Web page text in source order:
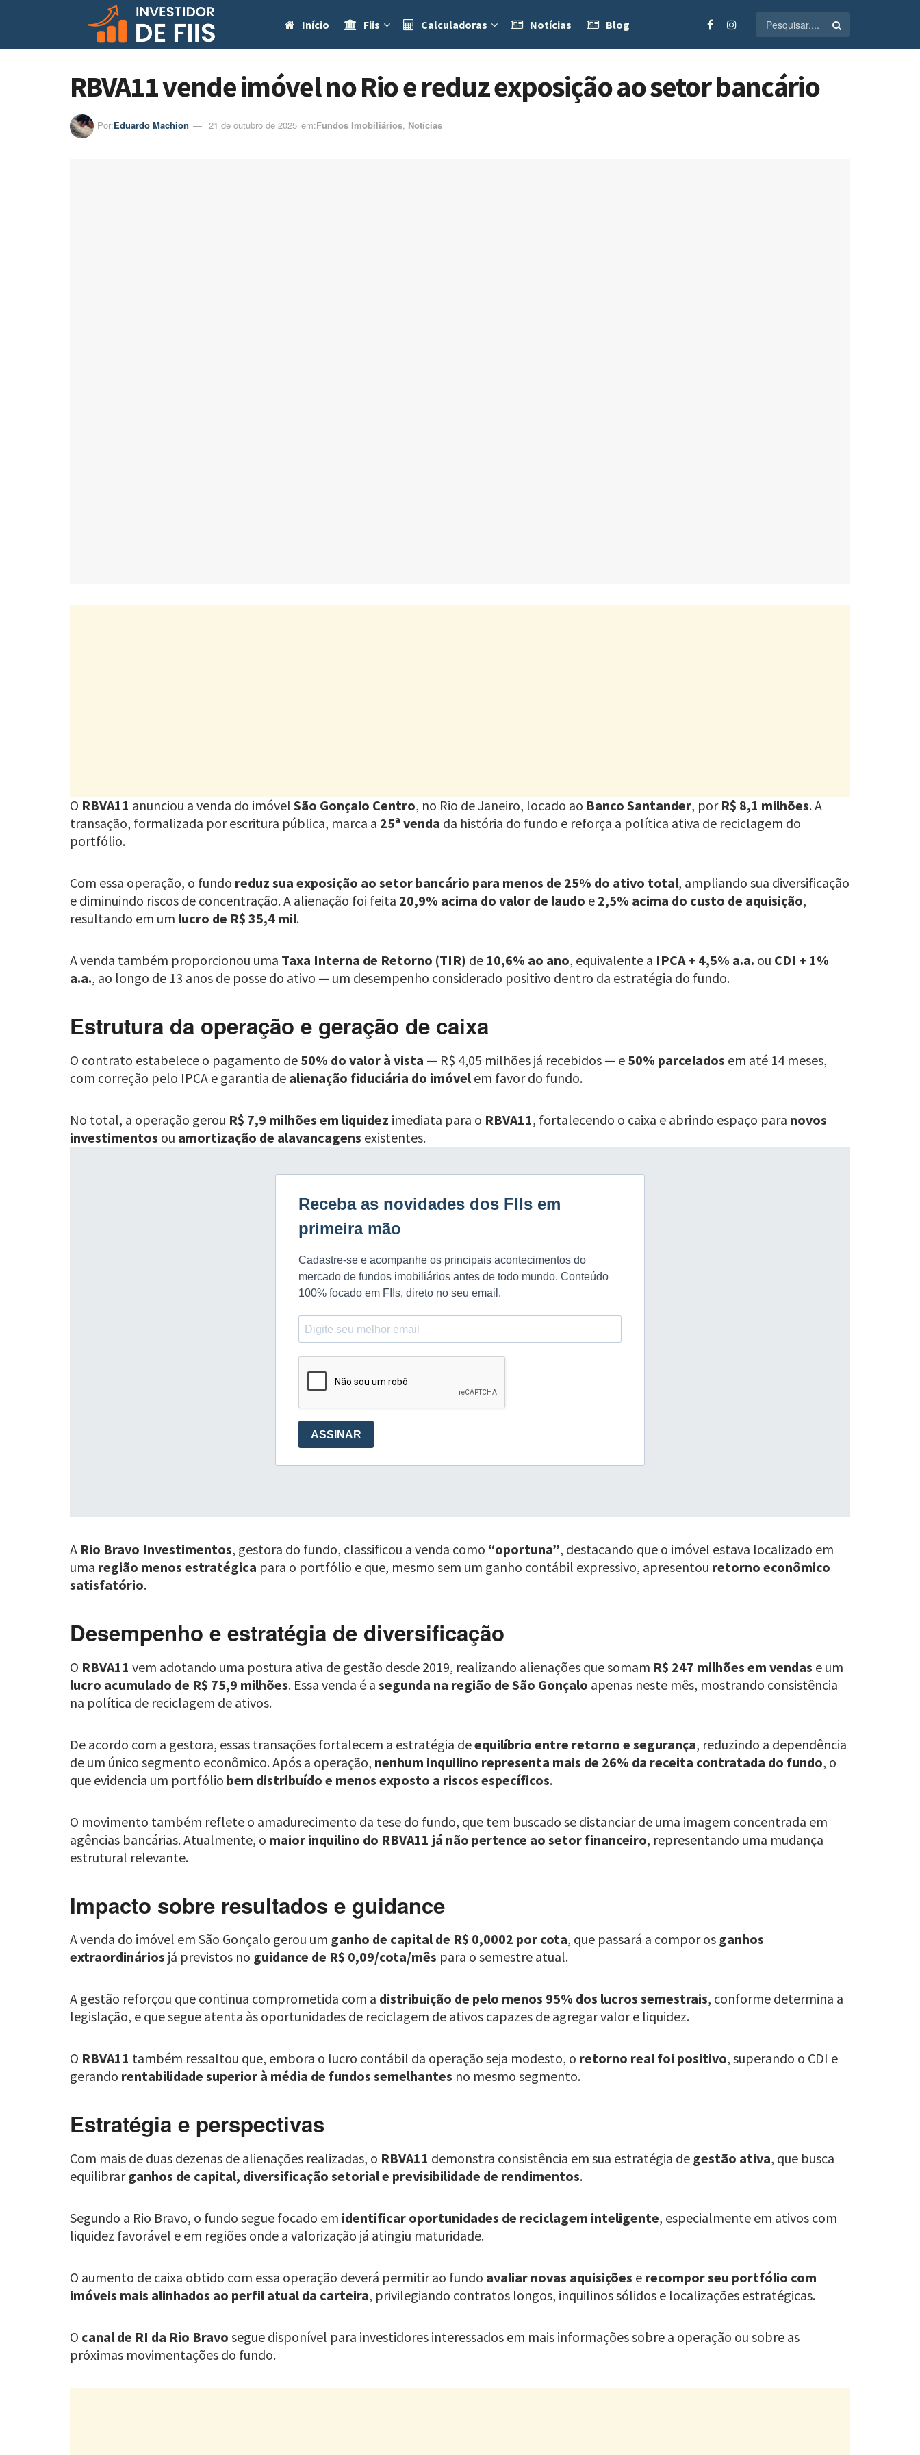
Início Fiis Calculadoras Notícias Blog
RBVA11 vende imóvel no Rio e reduz exposição ao setor bancário
Por:Eduardo Machion 21 de outubro de 2025 em:ㅤFundos Imobiliários, Notícias
O RBVA11 anunciou a venda do imóvel São Gonçalo Centro, no Rio de Janeiro, locado ao Banco Santander, por R$ 8,1 milhões. A
transação, formalizada por escritura pública, marca a 25ª venda da história do fundo e reforça a política ativa de reciclagem do
portfólio.
Com essa operação, o fundo reduz sua exposição ao setor bancário para menos de 25% do ativo total, ampliando sua diversificação
e diminuindo riscos de concentração. A alienação foi feita 20,9% acima do valor de laudo e 2,5% acima do custo de aquisição,
resultando em um lucro de R$ 35,4 mil.
A venda também proporcionou uma Taxa Interna de Retorno (TIR) de 10,6% ao ano, equivalente a IPCA + 4,5% a.a. ou CDI + 1%
a.a., ao longo de 13 anos de posse do ativo — um desempenho considerado positivo dentro da estratégia do fundo.
Estrutura da operação e geração de caixa
O contrato estabelece o pagamento de 50% do valor à vista — R$ 4,05 milhões já recebidos — e 50% parcelados em até 14 meses,
com correção pelo IPCA e garantia de alienação fiduciária do imóvelem favor do fundo.
No total, a operação gerou R$ 7,9 milhões em liquidez imediata para o RBVA11, fortalecendo o caixa e abrindo espaço para novos
investimentos ou amortização de alavancagens existentes.
A Rio Bravo Investimentos, gestora do fundo, classificou a venda como “oportuna”, destacando que o imóvel estava localizado em
uma região menos estratégica para o portfólio e que, mesmo sem um ganho contábil expressivo, apresentou retorno econômico
satisfatório.
Desempenho e estratégia de diversificação
O RBVA11 vem adotando uma postura ativa de gestão desde 2019, realizando alienações que somam R$ 247 milhões em vendas e um
lucro acumulado de R$ 75,9 milhões. Essa venda é a segunda na região de São Gonçalo apenas neste mês, mostrando consistência
na política de reciclagem de ativos.
De acordo com a gestora, essas transações fortalecem a estratégia deequilíbrio entre retorno e segurança, reduzindo a dependência
de um único segmento econômico. Após a operação, nenhum inquilino representa mais de 26% da receita contratada do fundo, o
que evidencia um portfólio bem distribuído e menos exposto a riscos específicos.
O movimento também reflete o amadurecimento da tese do fundo, que tem buscado se distanciar de uma imagem concentrada em
agências bancárias. Atualmente, o maior inquilino do RBVA11 já não pertence ao setor financeiro, representando uma mudança
estrutural relevante.
Impacto sobre resultados e guidance
A venda do imóvel em São Gonçalo gerou um ganho de capital de R$ 0,0002 por cota, que passará a compor os ganhos
extraordinários já previstos no guidance de R$ 0,09/cota/mês para o semestre atual.
A gestão reforçou que continua comprometida com a distribuição de pelo menos 95% dos lucros semestrais, conforme determina a
legislação, e que segue atenta às oportunidades de reciclagem de ativos capazes de agregar valor e liquidez.
O RBVA11 também ressaltou que, embora o lucro contábil da operação seja modesto, o retorno real foi positivo, superando o CDI e
gerando rentabilidade superior à média de fundos semelhantes no mesmo segmento.
Estratégia e perspectivas
Com mais de duas dezenas de alienações realizadas, o RBVA11 demonstra consistência em sua estratégia de gestão ativa, que busca
equilibrarganhos de capital, diversificação setorial e previsibilidade de rendimentos.
Segundo a Rio Bravo, o fundo segue focado em identificar oportunidades de reciclagem inteligente, especialmente em ativos com
liquidez favorável e em regiões onde a valorização já atingiu maturidade.
O aumento de caixa obtido com essa operação deverá permitir ao fundo avaliar novas aquisições e recompor seu portfólio com
imóveis mais alinhados ao perfil atual da carteira, privilegiando contratos longos, inquilinos sólidos e localizações estratégicas.
O canal de RI da Rio Bravo segue disponível para investidores interessados em mais informações sobre a operação ou sobre as
próximas movimentações do fundo.